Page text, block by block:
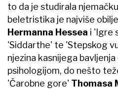
to da je studirala
beletristika je najviše
Hermanna Hessea i 'Igre
'Siddarthe' te 'Stepskog
njezina kasnijega
psihologijom, do nešto
'Čarobne gore' Thomasa